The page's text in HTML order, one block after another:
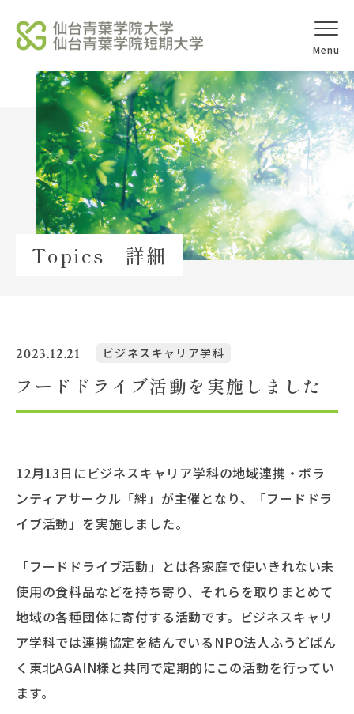
オープンキャ
ンパス
アクセス
学校法人北杜学園
Topics
イベント一覧
教職員募集
Topics 詳細
2023.12.21 ビジネスキャリア学科
フードドライブ活動を実施しました
12月13日にビジネスキャリア学科の地域連携・ボラ
ンティアサークル「絆」が主催となり、「フードドラ
イブ活動」を実施しました。
「フードドライブ活動」とは各家庭で使いきれない未
使用の食料品などを持ち寄り、それらを取りまとめて
地域の各種団体に寄付する活動です。ビジネスキャリ
ア学科では連携協定を結んでいるNPO法人ふうどばん
く東北AGAIN様と共同で定期的にこの活動を行ってい
ます。